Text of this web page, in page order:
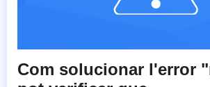
Com solucionar l'error